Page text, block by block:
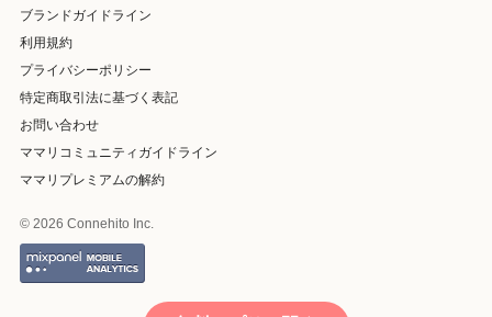
ブランドガイドライン
利用規約
プライバシーポリシー
特定商取引法に基づく表記
お問い合わせ
ママリコミュニティガイドライン
ママリプレミアムの解約
© 2026 Connehito Inc.